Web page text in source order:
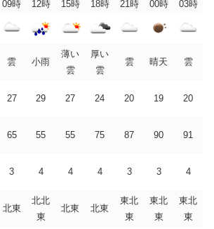
09時 12時 15時 18時 21時 00時 03時
雲 小雨
薄い
雲
厚い
雲
雲 晴天 雲
27 29 27 24 20 19 20
65 55 55 75 87 90 91
3 4 4 4 3 3 4
北東
北北
東
北東 北東
東北
東
東北
東
東北
東